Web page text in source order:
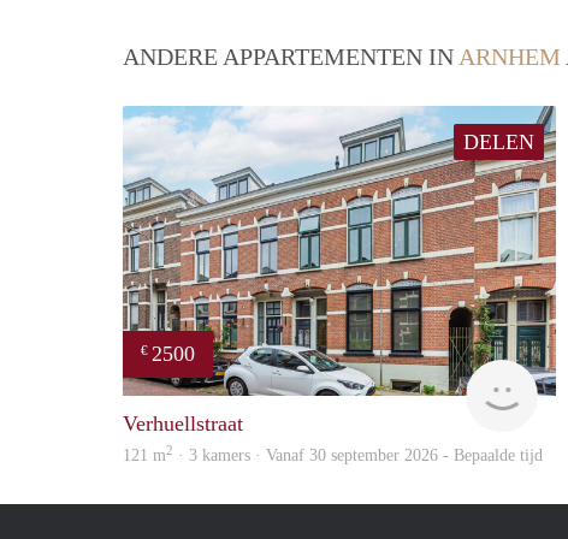
ANDERE APPARTEMENTEN IN ARNHEM
DELEN
€ 2500
Blinq
Verhuellstraat
121 m2 · 3 kamers · Vanaf 30 september 2026 - Bepaalde tijd